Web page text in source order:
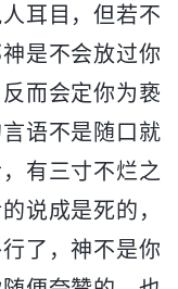
耳目，但若不
是不会放过你
而会定你为亵
语不是随口就
有三寸不烂之
说成是死的，
了，神不是你